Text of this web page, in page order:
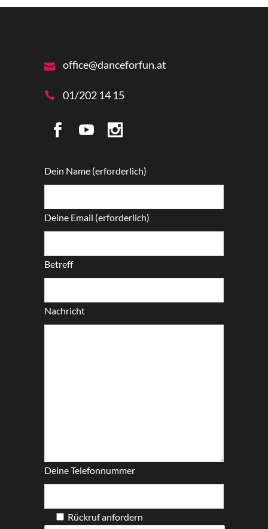
office@danceforfun.at
01/202 14 15
Dein Name (erforderlich)
Deine Email (erforderlich)
Betreff
Nachricht
Deine Telefonnummer
Rückruf anfordern